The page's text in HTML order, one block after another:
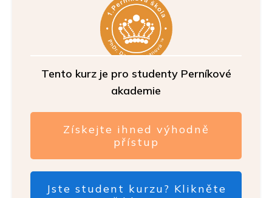
Tento kurz je pro studenty Perníkové
akademie
Získejte ihned výhodně
přístup
Jste student kurzu? Klikněte